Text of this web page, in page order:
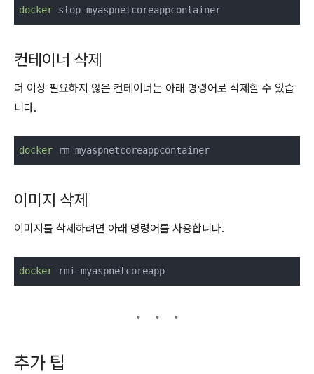
docker
컨테이너 삭제
더 이상 필요하지 않은 컨테이너는 아래 명령어로 삭제할 수 있습
니다.
docker
이미지 삭제
이미지를 삭제하려면 아래 명령어를 사용합니다.
docker
추가 팁